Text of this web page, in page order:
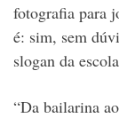
fotografia para
é: sim, sem
slogan da
“Da bailarina